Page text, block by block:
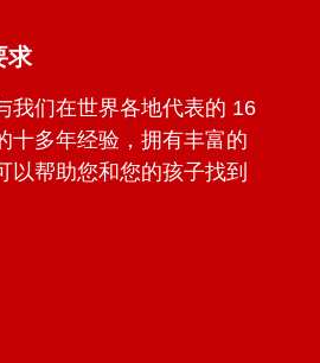
求
我们在世界各地代表的 16
十多年经验，拥有丰富的
以帮助您和您的孩子找到